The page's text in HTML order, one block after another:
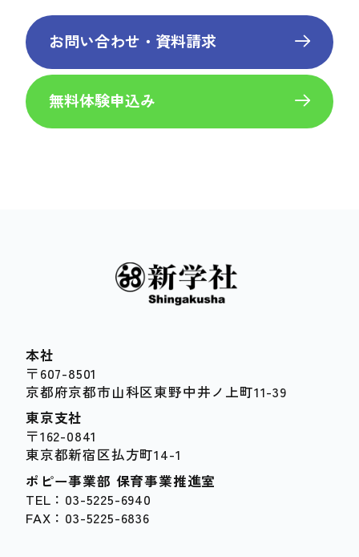
お問い合わせ・資料請求
無料体験申込み
本社
〒607-8501
京都府京都市山科区東野中井ノ上町11-39
東京支社
〒162-0841
東京都新宿区払方町14-1
ポピー事業部 保育事業推進室
TEL：03-5225-6940
FAX：03-5225-6836